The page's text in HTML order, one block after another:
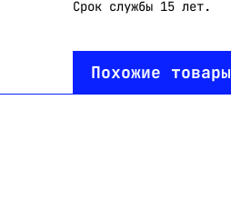
Срок службы 15 лет.
Похожие товары